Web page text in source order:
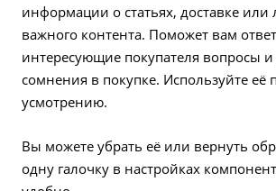
информации о статьях, доставке или
важного контента. Поможет вам
интересующие покупателя вопросы и
сомнения в покупке. Используйте её
усмотрению.
Вы можете убрать её или вернуть
одну галочку в настройках